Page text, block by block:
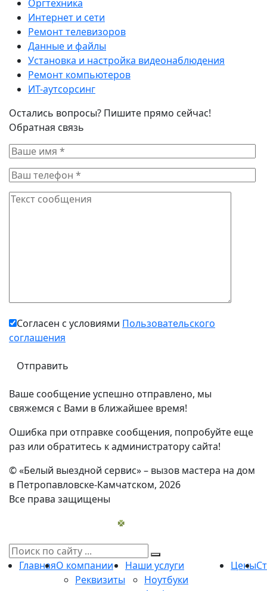
Оргтехника
Интернет и сети
Ремонт телевизоров
Данные и файлы
Установка и настройка видеонаблюдения
Ремонт компьютеров
ИТ-аутсорсинг
Остались вопросы? Пишите прямо сейчас!
Обратная связь
Согласен с условиями Пользовательского
соглашения
Ваше сообщение успешно отправлено, мы
свяжемся с Вами в ближайшее время!
Ошибка при отправке сообщения, попробуйте еще
раз или обратитесь к администратору сайта!
© «Белый выездной сервис» – вызов мастера на дом
в Петропавловске-Камчатском, 2026
Все права защищены
ГлавнаяО компании
Реквизиты
Наши услуги
Ноутбуки
Цены